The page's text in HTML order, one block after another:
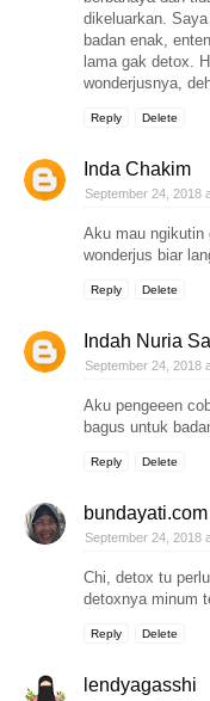
dikeluarkan.
badan enak,
lama gak detox.
wonderjusnya,
Reply Delete
Inda Chakim
September 24, 2018
Aku mau ngikutin
wonderjus biar
Reply Delete
Indah Nuria
September 24, 2018
Aku pengeeen
bagus untuk
Reply Delete
bundayati.com
September 24, 2018
Chi, detox tu
detoxnya minum
Reply Delete
lendyagasshi